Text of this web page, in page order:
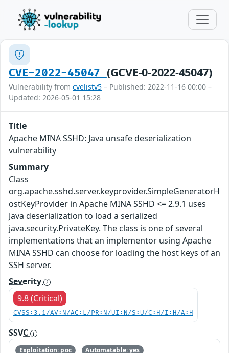
CVE-2022-45047 (GCVE-0-2022-45047)
Vulnerability from cvelistv5 – Published: 2022-11-16 00:00 –
Updated: 2026-05-01 15:28
Title
Apache MINA SSHD: Java unsafe deserialization
vulnerability
Summary
Class
org.apache.sshd.server.keyprovider.SimpleGeneratorH
ostKeyProvider in Apache MINA SSHD <= 2.9.1 uses
Java deserialization to load a serialized
java.security.PrivateKey. The class is one of several
implementations that an implementor using Apache
MINA SSHD can choose for loading the host keys of an
SSH server.
Severity
9.8 (Critical)
CVSS:3.1/AV:N/AC:L/PR:N/UI:N/S:U/C:H/I:H/A:H
SSVC
Exploitation: poc
Automatable: yes